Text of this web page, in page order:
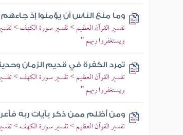
وما منع الناس أن يؤمنوا إذ
تفسير القرآن العظيم > تفسير سورة الكهف >
ويستغفروا ربهم "
تمرد الكفرة في قديم الزمان
تفسير القرآن العظيم > تفسير سورة الكهف >
ويستغفروا ربهم "
ومن أظلم ممن ذكر بآيات ربه
تفسير القرآن العظيم > تفسير سورة الكهف >